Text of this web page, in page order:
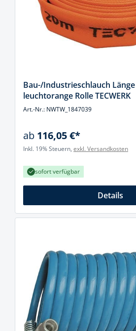
Bau-/Industrieschlauch
leuchtorange Rolle TECWERK
Art.-Nr.: NWTW_1847039
ab 116,05 €*
Inkl. 19% Steuern, exkl. Versandkosten
sofort verfügbar
Details